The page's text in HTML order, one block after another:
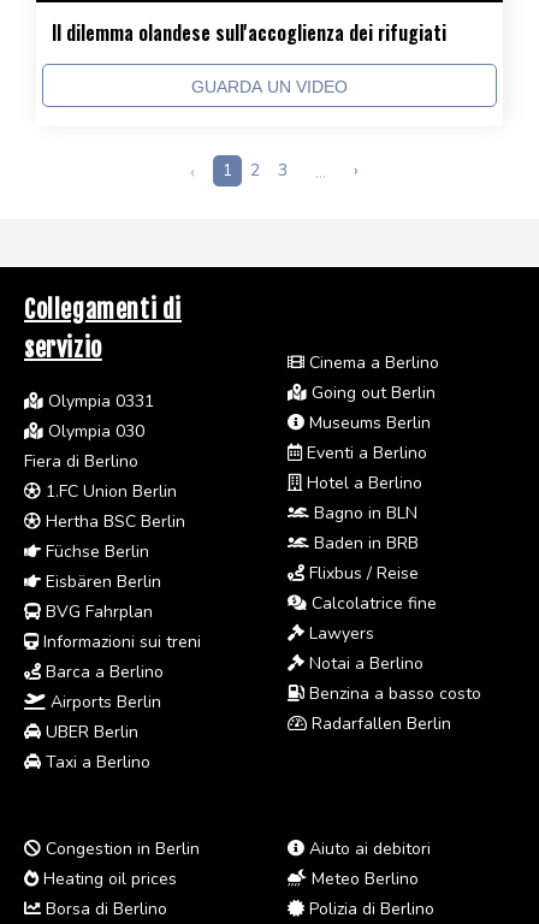
Il dilemma olandese sull'accoglienza dei rifugiati
GUARDA UN VIDEO
‹ 1 2 3 ... ›
Collegamenti di
servizio
Olympia 0331
Olympia 030
Fiera di Berlino
1.FC Union Berlin
Hertha BSC Berlin
Füchse Berlin
Eisbären Berlin
BVG Fahrplan
Informazioni sui treni
Barca a Berlino
Airports Berlin
UBER Berlin
Taxi a Berlino
Cinema a Berlino
Going out Berlin
Museums Berlin
Eventi a Berlino
Hotel a Berlino
Bagno in BLN
Baden in BRB
Flixbus / Reise
Calcolatrice fine
Lawyers
Notai a Berlino
Benzina a basso costo
Radarfallen Berlin
Congestion in Berlin
Heating oil prices
Borsa di Berlino
Aiuto ai debitori
Meteo Berlino
Polizia di Berlino